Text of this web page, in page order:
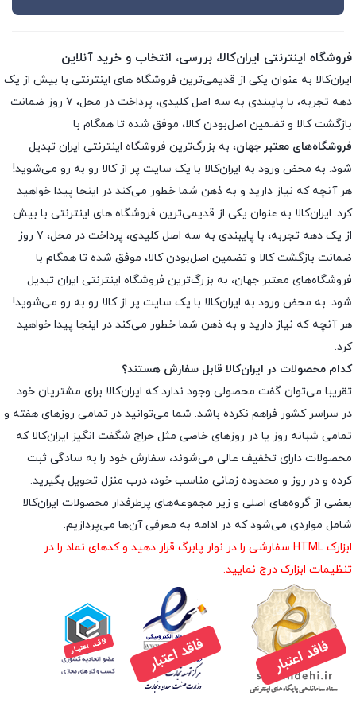
فروشگاه اینترنتی ایران‌کالا، بررسی، انتخاب و خرید آنلاین
ایران‌کالا به عنوان یکی از قدیمی‌ترین فروشگاه های اینترنتی با بیش از یک
دهه تجربه، با پایبندی به سه اصل کلیدی، پرداخت در محل، ۷ روز ضمانت
بازگشت کالا و تضمین اصل‌بودن کالا، موفق شده تا همگام با
فروشگاه‌های معتبر جهان، به بزرگ‌ترین فروشگاه اینترنتی ایران تبدیل
شود. به محض ورود به ایران‌کالا با یک سایت پر از کالا رو به رو می‌شوید!
هر آنچه که نیاز دارید و به ذهن شما خطور می‌کند در اینجا پیدا خواهید
کرد. ایران‌کالا به عنوان یکی از قدیمی‌ترین فروشگاه های اینترنتی با بیش
از یک دهه تجربه، با پایبندی به سه اصل کلیدی، پرداخت در محل، ۷ روز
ضمانت بازگشت کالا و تضمین اصل‌بودن کالا، موفق شده تا همگام با
فروشگاه‌های معتبر جهان، به بزرگ‌ترین فروشگاه اینترنتی ایران تبدیل
شود. به محض ورود به ایران‌کالا با یک سایت پر از کالا رو به رو می‌شوید!
هر آنچه که نیاز دارید و به ذهن شما خطور می‌کند در اینجا پیدا خواهید
کرد.
کدام محصولات در ایران‌کالا قابل سفارش هستند؟
تقریبا می‌توان گفت محصولی وجود ندارد که ایران‌کالا برای مشتریان خود
در سراسر کشور فراهم نکرده باشد. شما می‌توانید در تمامی روزهای هفته و
تمامی شبانه روز یا در روزهای خاصی مثل حراج شگفت انگیز ایران‌کالا که
محصولات دارای تخفیف عالی می‌شوند، سفارش خود را به سادگی ثبت
کرده و در روز و محدوده زمانی مناسب خود، درب منزل تحویل بگیرید.
بعضی از گروه‌های اصلی و زیر مجموعه‌های پرطرفدار محصولات ایران‌کالا
شامل مواردی می‌شود که در ادامه به معرفی آن‌ها می‌پردازیم.
ابزارک HTML سفارشی را در نوار پابرگ قرار دهید و کدهای نماد را در
تنظیمات ابزارک درج نمایید.